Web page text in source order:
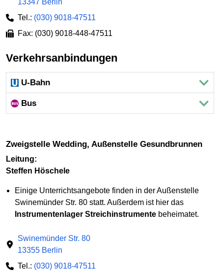
Tel.: (030) 9018-47511
Fax: (030) 9018-448-47511
Verkehrsanbindungen
U-Bahn
Bus
Zweigstelle Wedding, Außenstelle Gesundbrunnen
Leitung:
Steffen Höschele
Einige Unterrichtsangebote finden in der Außenstelle
Swinemünder Str. 80 statt. Außerdem ist hier das
Instrumentenlager Streichinstrumentebeheimatet.
Swinemünder Str. 80
13355 Berlin
Tel.: (030) 9018-47511